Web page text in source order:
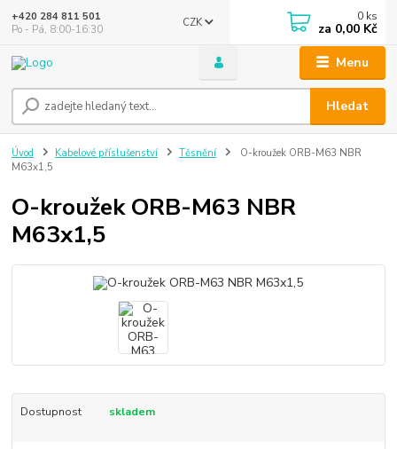
Menu
CZK
Hledat
+420 284 811 501
Po - Pá, 8:00-16:30
0 ks
za 0,00 Kč
Úvod Kabelové příslušenství Těsnění
O-kroužek ORB-M63 NBR
M63x1,5
O-kroužek ORB-M63 NBR
M63x1,5
Dostupnost skladem